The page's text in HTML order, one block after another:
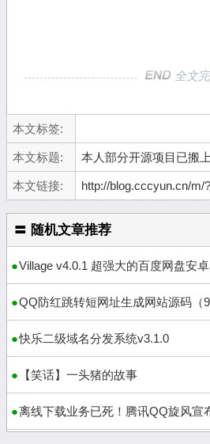
全文完
本文标签:
本文标题: 本人部分开源项目已搬
本文链接: http://blog.cccyun.cn/m/
〓 随机文章推荐
Village v4.0.1 超强大的百度网盘安
QQ防红跳转短网址生成网站源码（
快乐二级域名分发系统v3.1.0
【笑话】一头猪的故事
离线下载业务已死！腾讯QQ旋风宣